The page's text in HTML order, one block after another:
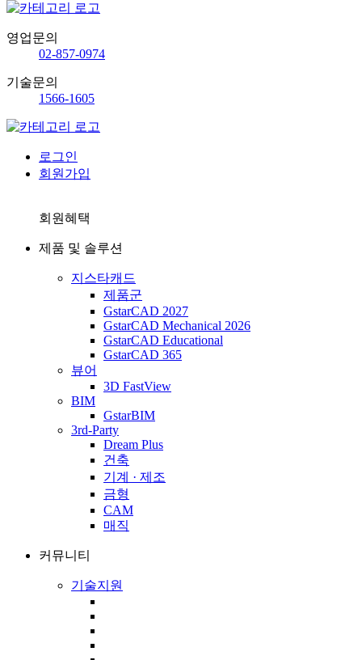
영업문의
02-857-0974
기술문의
1566-1605
로그인
회원가입
회원혜택
제품 및 솔루션
지스타캐드
제품군
GstarCAD 2027
GstarCAD Mechanical 2026
GstarCAD Educational
GstarCAD 365
뷰어
3D FastView
BIM
GstarBIM
3rd-Party
Dream Plus
건축
기계 · 제조
금형
CAM
매직
커뮤니티
기술지원